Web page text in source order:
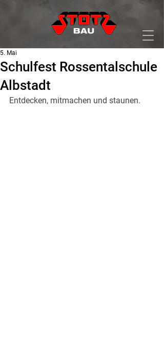
Schulfest Rossentalschule
Albstadt
5. Mai
Entdecken, mitmachen und staunen.